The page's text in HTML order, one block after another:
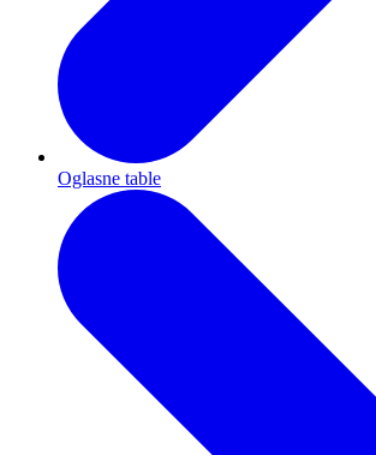
Oglasne table